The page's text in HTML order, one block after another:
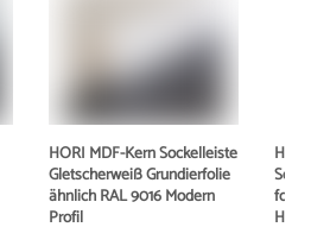
HORI MDF-Kern Sockelleiste
Gletscherweiß Grundierfolie
ähnlich RAL 9016 Modern
Profil